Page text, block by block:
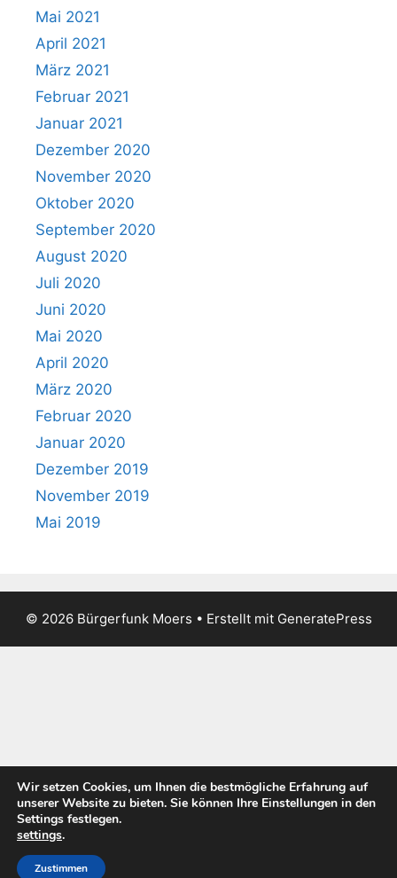
Mai 2021
April 2021
März 2021
Februar 2021
Januar 2021
Dezember 2020
November 2020
Oktober 2020
September 2020
August 2020
Juli 2020
Juni 2020
Mai 2020
April 2020
März 2020
Februar 2020
Januar 2020
Dezember 2019
November 2019
Mai 2019
© 2026 Bürgerfunk Moers • Erstellt mit GeneratePress
Wir setzen Cookies, um Ihnen die bestmögliche Erfahrung auf
unserer Website zu bieten. Sie können Ihre Einstellungen in den
Settings festlegen.
settings.
Zustimmen